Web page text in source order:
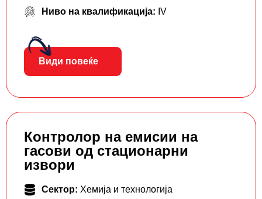
Ниво на квалификација: IV
Види повеќе
Контролор на емисии на
гасови од стационарни
извори
Сектор: Хемија и технологија